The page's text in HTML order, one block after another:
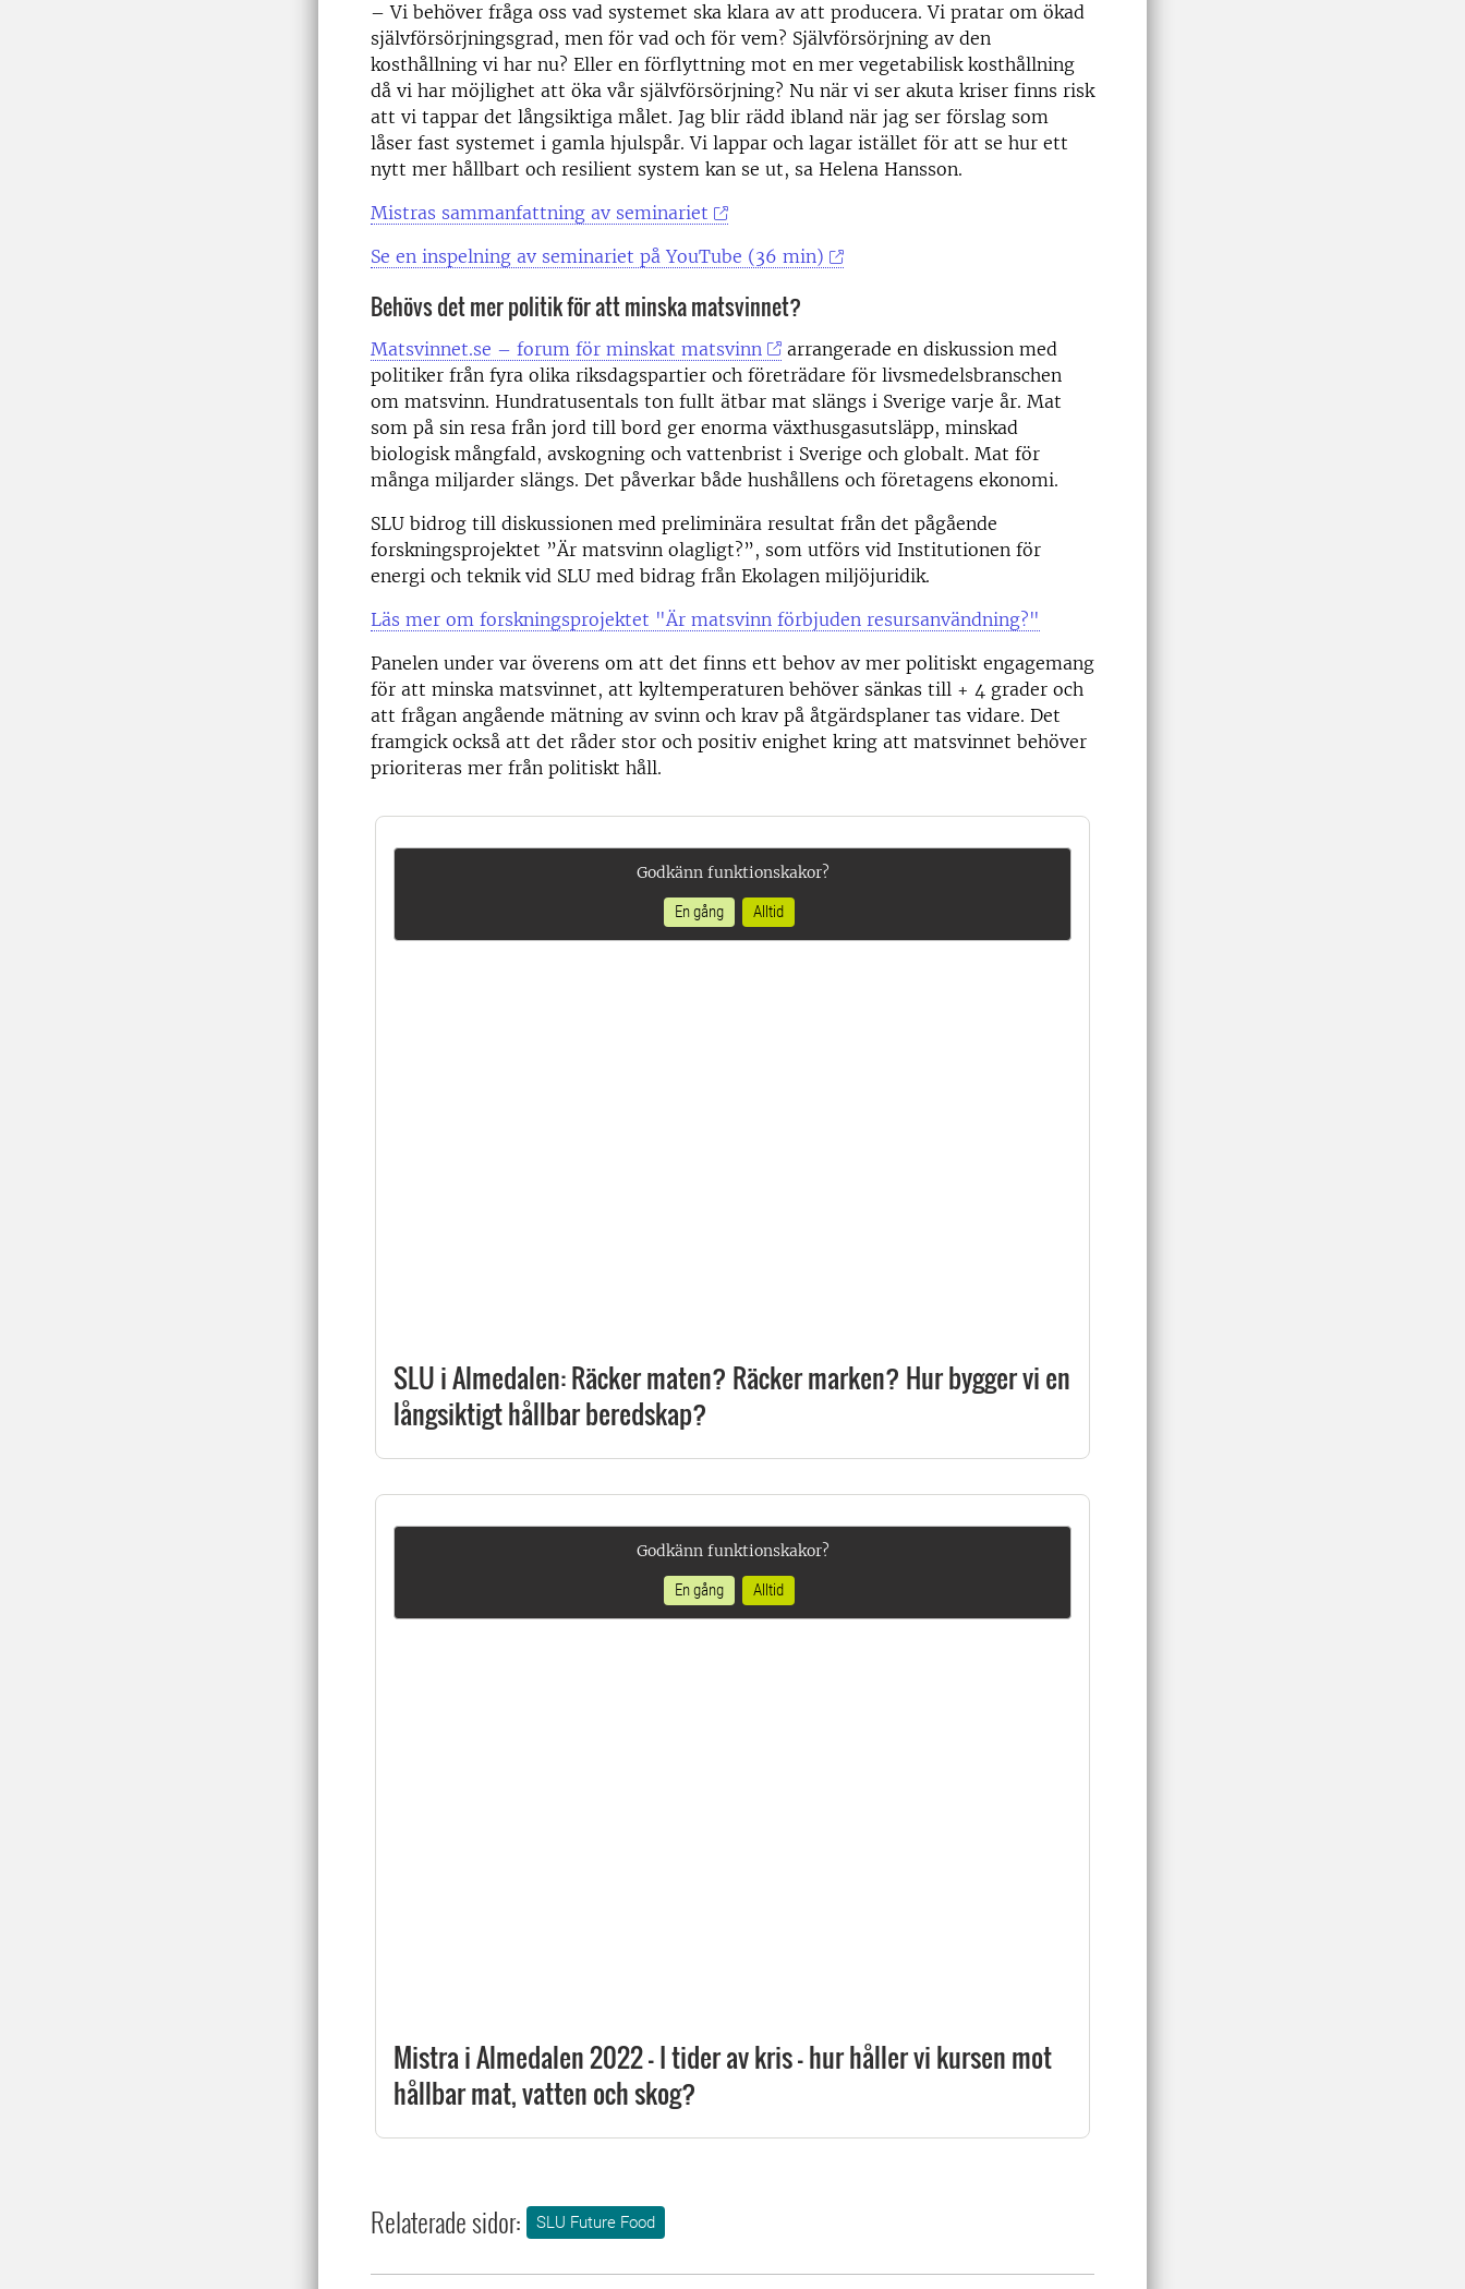
– Vi behöver fråga oss vad systemet ska klara av att producera. Vi pratar om ökad
självförsörjningsgrad, men för vad och för vem? Självförsörjning av den
kosthållning vi har nu? Eller en förflyttning mot en mer vegetabilisk kosthållning
då vi har möjlighet att öka vår självförsörjning? Nu när vi ser akuta kriser finns risk
att vi tappar det långsiktiga målet. Jag blir rädd ibland när jag ser förslag som
låser fast systemet i gamla hjulspår. Vi lappar och lagar istället för att se hur ett
nytt mer hållbart och resilient system kan se ut, sa Helena Hansson.
Mistras sammanfattning av seminariet
Se en inspelning av seminariet på YouTube (36 min)
Behövs det mer politik för att minska matsvinnet?
Matsvinnet.se – forum för minskat matsvinn
arrangerade en diskussion med
politiker från fyra olika riksdagspartier och företrädare för livsmedelsbranschen
om matsvinn. Hundratusentals ton fullt ätbar mat slängs i Sverige varje år. Mat
som på sin resa från jord till bord ger enorma växthusgasutsläpp, minskad
biologisk mångfald, avskogning och vattenbrist i Sverige och globalt. Mat för
många miljarder slängs. Det påverkar både hushållens och företagens ekonomi.
SLU bidrog till diskussionen med preliminära resultat från det pågående
forskningsprojektet ”Är matsvinn olagligt?”, som utförs vid Institutionen för
energi och teknik vid SLU med bidrag från Ekolagen miljöjuridik.
Läs mer om forskningsprojektet "Är matsvinn förbjuden resursanvändning?"
Panelen under var överens om att det finns ett behov av mer politiskt engagemang
för att minska matsvinnet, att kyltemperaturen behöver sänkas till + 4 grader och
att frågan angående mätning av svinn och krav på åtgärdsplaner tas vidare. Det
framgick också att det råder stor och positiv enighet kring att matsvinnet behöver
prioriteras mer från politiskt håll.
Godkänn funktionskakor?
En gång
Alltid
SLU i Almedalen: Räcker maten? Räcker marken? Hur bygger vi en
långsiktigt hållbar beredskap?
Godkänn funktionskakor?
En gång
Alltid
Mistra i Almedalen 2022 – I tider av kris – hur håller vi kursen mot
hållbar mat, vatten och skog?
Relaterade sidor: SLU Future Food